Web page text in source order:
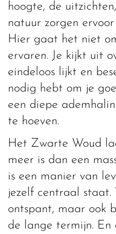
hoogte, de
natuur zorgen
Hier gaat het niet
ervaren. Je kijkt uit
eindeloos lijkt en
nodig hebt om je
een diepe
te hoeven.
Het Zwarte Woud
meer is dan een
is een manier van
jezelf centraal
ontspant, maar ook
de lange termijn.